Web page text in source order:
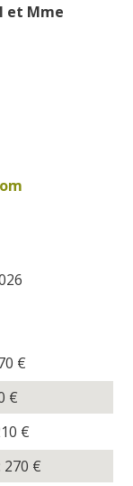
et Mme
€
€
€
€